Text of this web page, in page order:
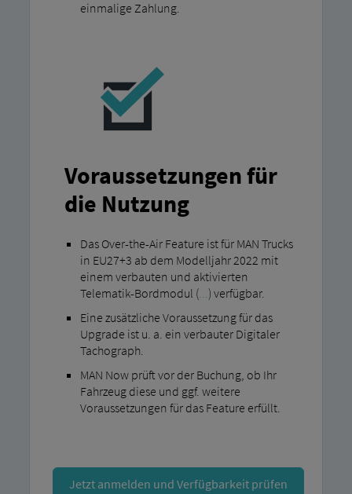
einmalige Zahlung.
Voraussetzungen für
die Nutzung
Das Over-the-Air Feature ist für MAN Trucks
in EU27+3 ab dem Modelljahr 2022 mit
einem verbauten und aktivierten
Telematik-Bordmodul ( ...) verfügbar.
Eine zusätzliche Voraussetzung für das
Upgrade ist u. a. ein verbauter Digitaler
Tachograph.
MAN Now prüft vor der Buchung, ob Ihr
Fahrzeug diese und ggf. weitere
Voraussetzungen für das Feature erfüllt.
Jetzt anmelden und Verfügbarkeit prüfen